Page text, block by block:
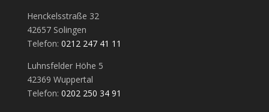
Henckelsstraße 32
42657 Solingen
Telefon: 0212 247 41 11
Luhnsfelder Höhe 5
42369 Wuppertal
Telefon: 0202 250 34 91